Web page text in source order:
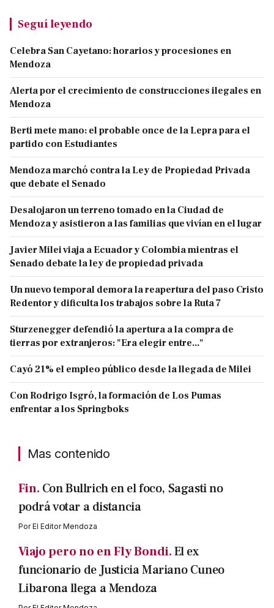
Seguí leyendo
Celebra San Cayetano: horarios y procesiones en
Mendoza
Alerta por el crecimiento de construcciones ilegales en
Mendoza
Berti mete mano: el probable once de la Lepra para el
partido con Estudiantes
Mendoza marchó contra la Ley de Propiedad Privada
que debate el Senado
Desalojaron un terreno tomado en la Ciudad de
Mendoza y asistieron a las familias que vivían en el lugar
Javier Milei viaja a Ecuador y Colombia mientras el
Senado debate la ley de propiedad privada
Un nuevo temporal demora la reapertura del paso Cristo
Redentor y dificulta los trabajos sobre la Ruta 7
Sturzenegger defendió la apertura a la compra de
tierras por extranjeros: "Era elegir entre..."
Cayó 21% el empleo público desde la llegada de Milei
Con Rodrigo Isgró, la formación de Los Pumas
enfrentar a los Springboks
Mas contenido
Fin. Con Bullrich en el foco, Sagasti no
podrá votar a distancia
PorEl Editor Mendoza
Viajo pero no en Fly Bondi.El ex
funcionario de Justicia Mariano Cuneo
Libarona llega a Mendoza